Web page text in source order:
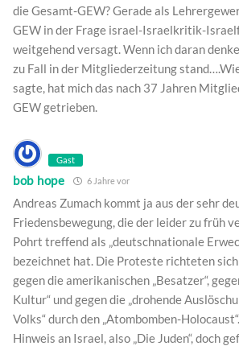
die Gesamt-GEW? Gerade als
GEW in der Frage israel-Israelkritik-
weitgehend versagt. Wenn ich daran
zu Fall in der Mitgliederzeitung
sagte, hat mich das nach 37 Jahren
GEW getrieben.
Gast
bob hope 6 Jahre vor
Andreas Zumach kommt ja aus der sehr
Friedensbewegung, die der leider zu früh
Pohrt treffend als „deutschnationale
bezeichnet hat. Die Proteste richteten
gegen die amerikanischen „Besatzer“,
Kultur“ und gegen die „drohende
Volks“ durch den „Atombomben-
Hinweis an Israel, also „Die Juden“, doch